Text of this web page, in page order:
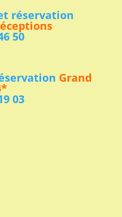
réservation
50
Grand
03